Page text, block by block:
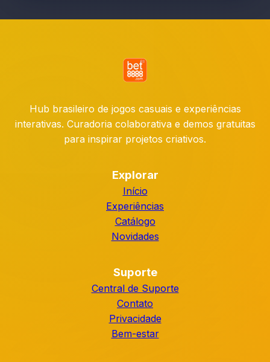
Hub brasileiro de jogos casuais e experiências
interativas. Curadoria colaborativa e demos gratuitas
para inspirar projetos criativos.
Explorar
Início
Experiências
Catálogo
Novidades
Suporte
Central de Suporte
Contato
Privacidade
Bem-estar